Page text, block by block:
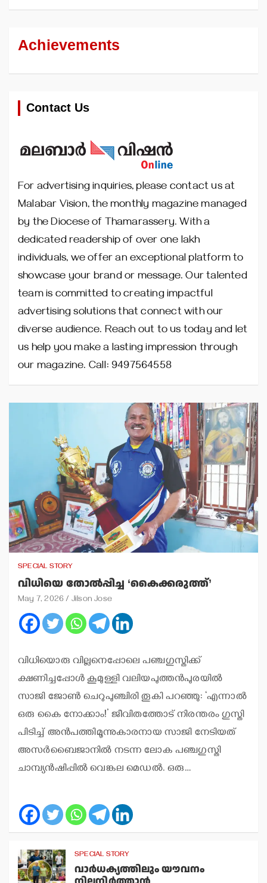
Achievements
Contact Us
For advertising inquiries, please contact us at
Malabar Vision, the monthly magazine managed
by the Diocese of Thamarassery. With a
dedicated readership of over one lakh
individuals, we offer an exceptional platform to
showcase your brand or message. Our talented
team is committed to creating impactful
advertising solutions that connect with our
diverse audience. Reach out to us today and let
us help you make a lasting impression through
our magazine. Call: 9497564558
SPECIAL STORY
വിധിയെ തോല്‍പ്പിച്ച ‘കൈക്കരുത്ത്’
May 7, 2026 Jilson Jose
വിധിയൊരു വില്ലനെപ്പോലെ പഞ്ചഗുസ്തിക്ക്
ക്ഷണിച്ചപ്പോള്‍ കൂമുള്ളി വലിയപുത്തന്‍പുരയില്‍
സാജി ജോണ്‍ ചെറുപുഞ്ചിരി തൂകി പറഞ്ഞു: ‘എന്നാല്‍
ഒരു കൈ നോക്കാം!’ ജീവിതത്തോട് നിരന്തരം ഗുസ്തി
പിടിച്ച് അന്‍പത്തിമൂന്നുകാരനായ സാജി നേടിയത്
അസര്‍ബൈജാനില്‍ നടന്ന ലോക പഞ്ചഗുസ്തി
ചാമ്പ്യന്‍ഷിപ്പില്‍ വെങ്കല മെഡല്‍. ഒരു…
SPECIAL STORY
വാര്‍ധക്യത്തിലും യൗവനം